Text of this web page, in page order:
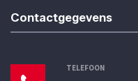
Contactgegevens
TELEFOON